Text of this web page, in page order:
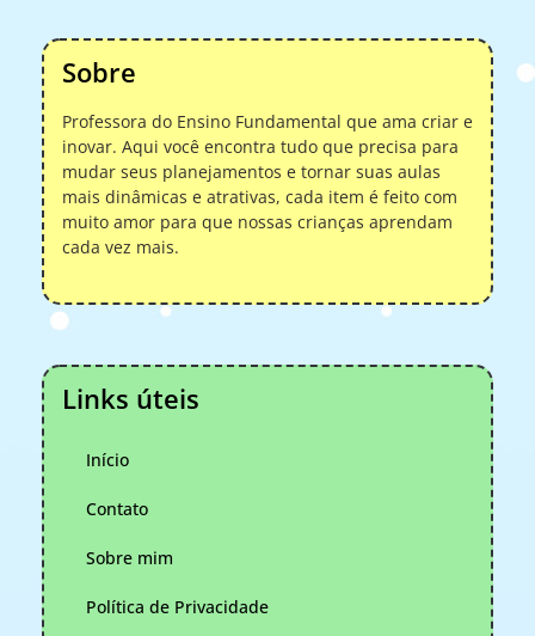
Sobre
Professora do Ensino Fundamental que ama criar e
inovar. Aqui você encontra tudo que precisa para
mudar seus planejamentos e tornar suas aulas
mais dinâmicas e atrativas, cada item é feito com
muito amor para que nossas crianças aprendam
cada vez mais.
Links úteis
Início
Contato
Sobre mim
Política de Privacidade